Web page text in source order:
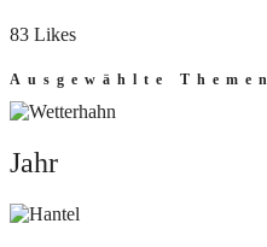
83 Likes
Ausgewählte Themen
Jahr
Jahr
Sport